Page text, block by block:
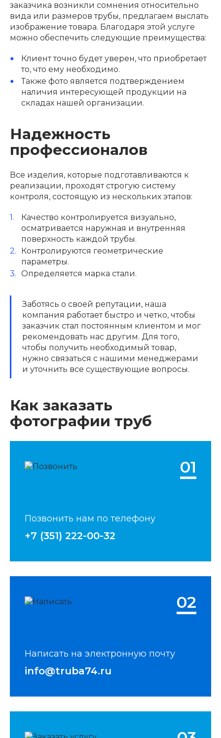
заказчика возникли сомнения относительно
вида или размеров трубы, предлагаем выслать
изображение товара. Благодаря этой услуге
можно обеспечить следующие преимущества:
Клиент точно будет уверен, что приобретает
то, что ему необходимо.
Также фото является подтверждением
наличия интересующей продукции на
складах нашей организации.
Надежность
профессионалов
Все изделия, которые подготавливаются к
реализации, проходят строгую систему
контроля, состоящую из нескольких этапов:
Качество контролируется визуально,
осматривается наружная и внутренняя
поверхность каждой трубы.
Контролируются геометрические
параметры.
Определяется марка стали.
Заботясь о своей репутации, наша
компания работает быстро и четко, чтобы
заказчик стал постоянным клиентом и мог
рекомендовать нас другим. Для того,
чтобы получить необходимый товар,
нужно связаться с нашими менеджерами
и уточнить все существующие вопросы.
Как заказать
фотографии труб
01
Позвонить нам по телефону
+7 (351) 222-00-32
02
Написать на электронную почту
info@truba74.ru